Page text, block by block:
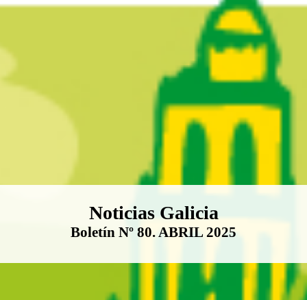
Boletín Noticias Galicia
Noticias Galicia
Boletín Nº 80. ABRIL 2025